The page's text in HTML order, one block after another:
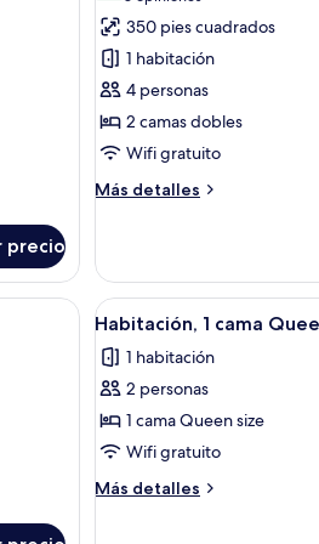
precio
opiniones)
350 pies cuadrados
1 habitación
4 personas
2 camas dobles
Wifi gratuito
Más detalles
Más
Double
Mobility/Hearing
Accessible
Roll-
In
en la habitación y escritorio
Abrir
todas
las
fotos
de
Habitación,
1
cama
3
Habitación, 1 cama
1 habitación
2 personas
1 cama Queen size
Wifi gratuito
Más detalles
Más